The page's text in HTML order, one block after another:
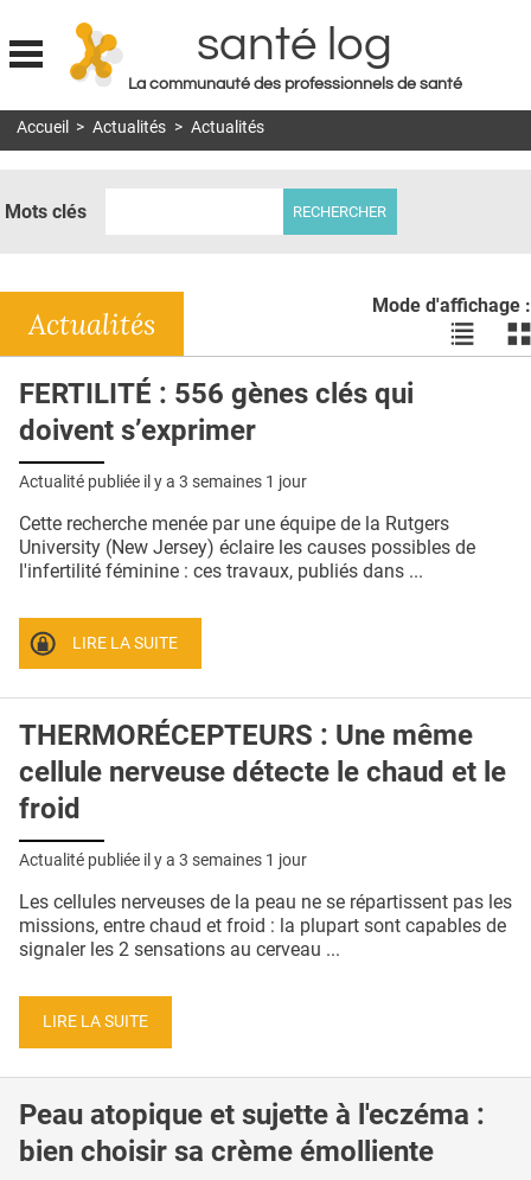
Jump to navigation
santé log
La communauté des professionnels de santé
MON COMPTE
DOSSIERS
RÉSEAUX
E-REVUE SAD
QUI SOMMES-NOUS ?
CONDITIONS GÉNÉRALES
CRÉDITS
Accueil > Actualités > Actualités
Mots clés
Mode d'affichage :
Voir
les
les
Actualités
FERTILITÉ : 556 gènes clés qui
doivent s’exprimer
Actualité publiée il y a 3 semaines 1 jour
Cette recherche menée par une équipe de la Rutgers
University (New Jersey) éclaire les causes possibles de
l'infertilité féminine : ces travaux, publiés dans ...
LIRE LA SUITE
THERMORÉCEPTEURS : Une même
cellule nerveuse détecte le chaud et le
froid
Actualité publiée il y a 3 semaines 1 jour
Les cellules nerveuses de la peau ne se répartissent pas les
missions, entre chaud et froid : la plupart sont capables de
signaler les 2 sensations au cerveau ...
LIRE LA SUITE
Peau atopique et sujette à l'eczéma :
bien choisir sa crème émolliente